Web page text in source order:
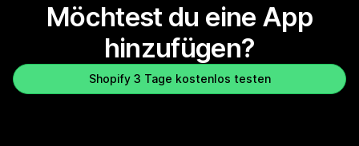
Möchtest du eine App
hinzufügen?
Shopify 3 Tage kostenlos testen